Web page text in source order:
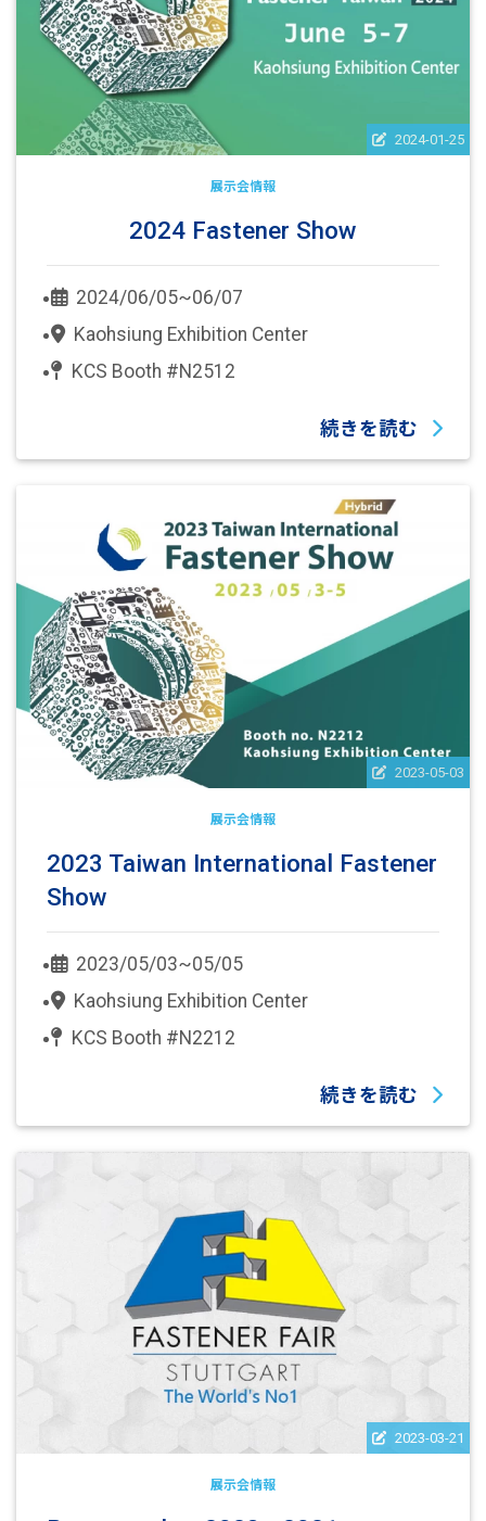
2024-01-25
展示会情報
2024 Fastener Show
2024/06/05~06/07
Kaohsiung Exhibition Center
KCS Booth #N2512
続きを読む
2023-05-03
展示会情報
2023 Taiwan International Fastener
Show
2023/05/03~05/05
Kaohsiung Exhibition Center
KCS Booth #N2212
続きを読む
2023-03-21
展示会情報